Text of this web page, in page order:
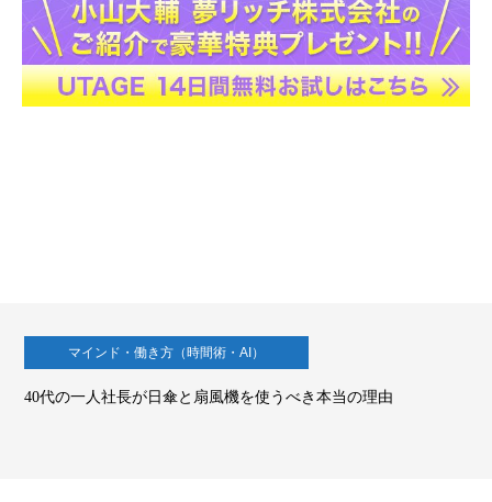
マインド・働き方（時間術・AI）
40代の一人社長が日傘と扇風機を使うべき本当の理由